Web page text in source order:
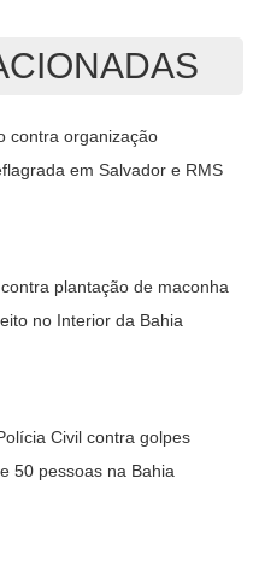
contra organização
em Salvador e RMS
plantação de maconha
no Interior da Bahia
Civil contra golpes
50 pessoas na Bahia